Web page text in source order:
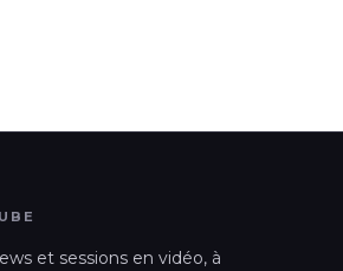
et sessions en vidéo, à